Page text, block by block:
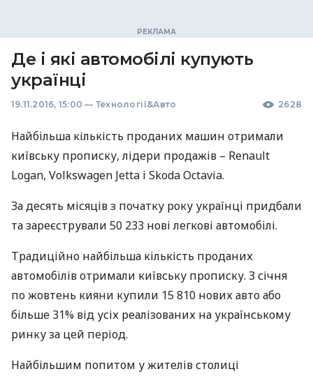
Де і які автомобілі купують
українці
19.11.2016, 15:00 — Технології&Авто 2628
Найбільша кількість проданих машин отримали
київську прописку, лідери продажів – Renault
Logan, Volkswagen Jetta і Skoda Octavia.
За десять місяців з початку року українці придбали
та зареєстрували 50 233 нові легкові автомобілі.
Традиційно найбільша кількість проданих
автомобілів отримали київську прописку. З січня
по жовтень кияни купили 15 810 нових авто або
більше 31% від усіх реалізованих на українському
ринку за цей період.
Найбільшим попитом у жителів столиці